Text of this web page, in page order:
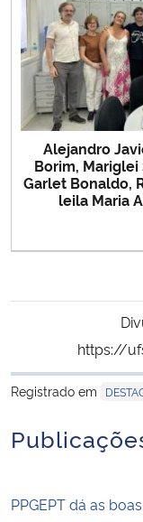
Alejandro
Borim, Mariglei
Garlet Bonaldo,
leila Maria
https://
Registrado em
PPGEPT dá as